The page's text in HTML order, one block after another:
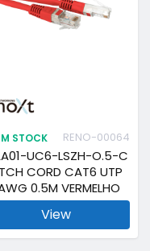
STOCK RENO-00064
UC6-LSZH-O.5-C
CORD CAT6 UTP
0.5M VERMELHO
View